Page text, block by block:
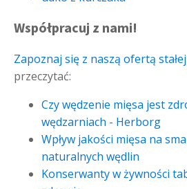
Współpracuj z nami!
Zapoznaj się z naszą ofertą
przeczytać:
Czy wędzenie mięsa jest
wędzarniach - Herborg
Wpływ jakości mięsa na
naturalnych wędlin
Konserwanty w żywności